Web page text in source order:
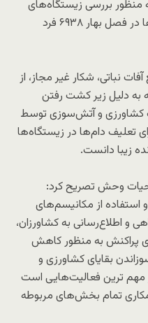
بررسی زیستگاه‌های
جوجه‌آور و تعیین جمعیت قرقاول ها در فصل بهار ۶۹۳۸ فرد
نباتی، شکار غیر مجاز، از
به دلیل زیر کشت رفتن
کشاورزی و آتش‌سوزی توسط
تعلیف دام‌ها در زیستگاه‌ها
زیبا دانست.
وحش تصریح کرد:
از مکانیسم‌های
و اطلاع‌رسانی به کشاورزان،
پراکنش به منظور کاهش
بقایای کشاورزی و
مهم ترین فعالیت‌هایی است
تمام بخش‌های مربوطه